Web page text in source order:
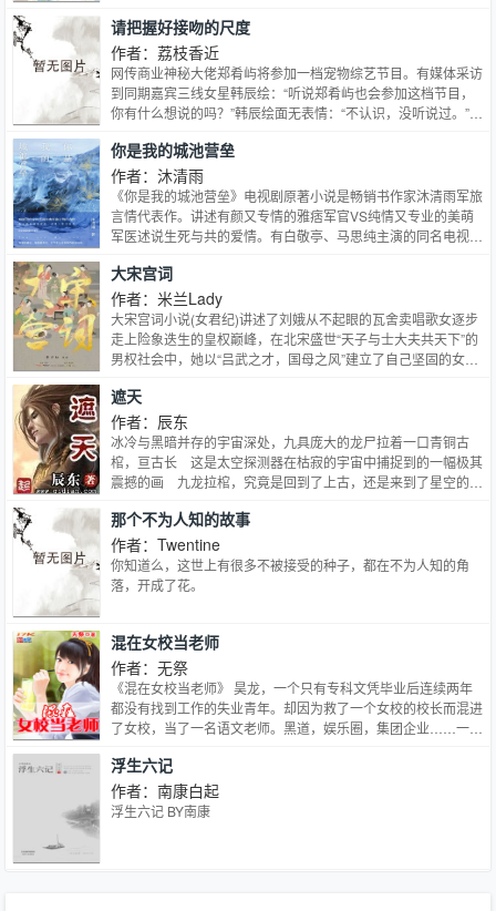
请把握好接吻的尺度
作者：荔枝香近
网传商业神秘大佬郑肴屿将参加一档宠物综艺节目。有媒体采访
到同期嘉宾三线女星韩辰绘：“听说郑肴屿也会参加这档节目，
你有什么想说的吗？”韩辰绘面无表情：“不认识，没听说过。”她
身帅气西装冷漠登场。全场女星使出浑身解数，只为能吸引郑肴
屿的一点点注意力——申影后为了讨好小郑太子爷，手捧瓜子逗
弄着他的宠物鹦鹉。…
你是我的城池营垒
作者：沐清雨
《你是我的城池营垒》电视剧原著小说是畅销书作家沐清雨军旅
言情代表作。讲述有颜又专情的雅痞军官VS纯情又专业的美萌
军医述说生死与共的爱情。有白敬亭、马思纯主演的同名电视剧
大宋宫词
作者：米兰Lady
大宋宫词小说(女君纪)讲述了刘娥从不起眼的瓦舍卖唱歌女逐步
走上险象迭生的皇权巅峰，在北宋盛世“天子与士大夫共天下”的
男权社会中，她以“吕武之才，国母之风”建立了自己坚固的女权
遮天
作者：辰东
冰冷与黑暗并存的宇宙深处，九具庞大的龙尸拉着一口青铜古
棺，亘古长 这是太空探测器在枯寂的宇宙中捕捉到的一幅极其
震撼的画 九龙拉棺，究竟是回到了上古，还是来到了星空的
腾，激情若瀚海汹涌，欲望如深渊无止境 登天路，踏歌行，弹
指遮
那个不为人知的故事
作者：Twentine
你知道么，这世上有很多不被接受的种子，都在不为人知的角
落，开成了花。
混在女校当老师
作者：无祭
《混在女校当老师》 昊龙，一个只有专科文凭毕业后连续两年
都没有找到工作的失业青年。却因为救了一个女校的校长而混进
了女校，当了一名语文老师。黑道，娱乐圈，集团企业……一系
师。 你是XX组合的经济人吗？——NO，我是人类灵魂的工程
师。 你是XX集团的幕后老板吗？——NO，我的职业是教书育
人。 本书走轻松娱乐的路线，大家一起来看我们龙哥的故事
浮生六记
作者：南康白起
浮生六记 BY南康